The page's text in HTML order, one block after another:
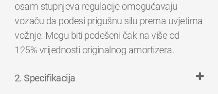
osam stupnjeva regulacije omogućavaju
vozaču da podesi prigušnu silu prema uvjetima
vožnje. Mogu biti podešeni čak na više od
125% vrijednosti originalnog amortizera.
2. Specifikacija